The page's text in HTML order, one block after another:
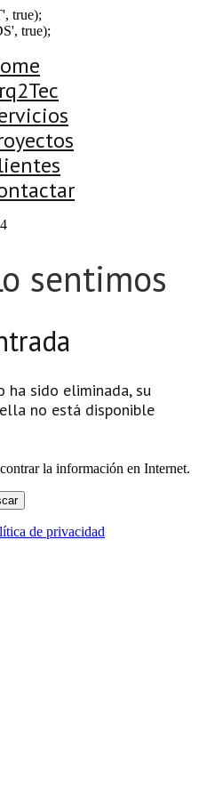
true);
true);
sentimos
ha sido eliminada, su
no está disponible
la información en Internet.
de privacidad